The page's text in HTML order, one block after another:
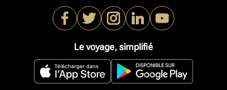
Le voyage, simplifié